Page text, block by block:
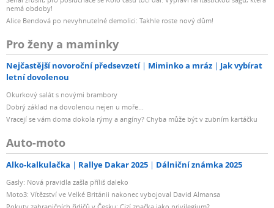
nemá obdoby!
Alice Bendová po nevyhnutelné demolici: Takhle roste nový dům!
Pro ženy a maminky
Nejčastější novoroční předsevzetí Miminko a mráz
Jak vybírat
letní dovolenou
Okurkový salát s novými brambory
Dobrý základ na dovolenou nejen u moře...
Vracejí se vám doma dokola rýmy a angíny? Chyba může být v zubním kartáčku
Auto-moto
Alko-kalkulačka Rallye Dakar 2025 Dálniční známka 2025
Gasly: Nová pravidla zašla příliš daleko
Moto3: Vítězství ve Velké Británii nakonec vybojoval David Almansa